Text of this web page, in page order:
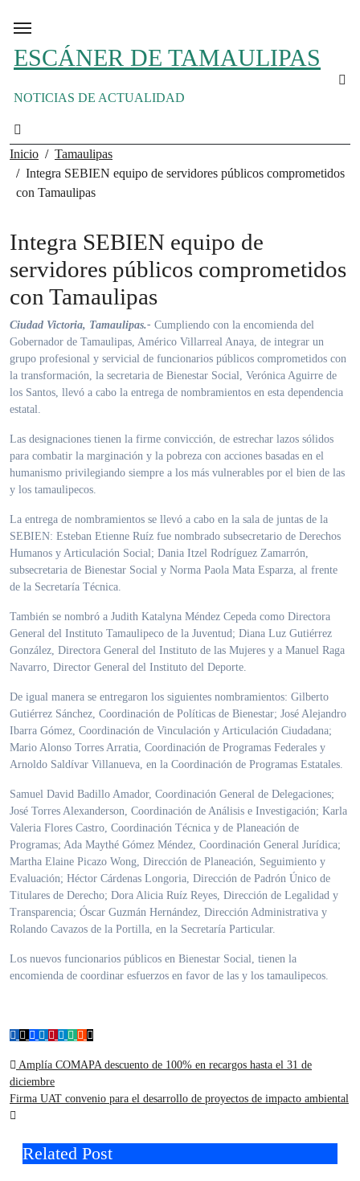
contenido
ESCÁNER DE TAMAULIPAS
NOTICIAS DE ACTUALIDAD
Inicio
Tamaulipas
Integra SEBIEN equipo de servidores públicos comprometidos
con Tamaulipas
Integra SEBIEN equipo de
servidores públicos comprometidos
con Tamaulipas
Ciudad Victoria, Tamaulipas.- Cumpliendo con la encomienda del
Gobernador de Tamaulipas, Américo Villarreal Anaya, de integrar un
grupo profesional y servicial de funcionarios públicos comprometidos con
la transformación, la secretaria de Bienestar Social, Verónica Aguirre de
los Santos, llevó a cabo la entrega de nombramientos en esta dependencia
estatal.
Las designaciones tienen la firme convicción, de estrechar lazos sólidos
para combatir la marginación y la pobreza con acciones basadas en el
humanismo privilegiando siempre a los más vulnerables por el bien de las
y los tamaulipecos.
La entrega de nombramientos se llevó a cabo en la sala de juntas de la
SEBIEN: Esteban Etienne Ruíz fue nombrado subsecretario de Derechos
Humanos y Articulación Social; Dania Itzel Rodríguez Zamarrón,
subsecretaria de Bienestar Social y Norma Paola Mata Esparza, al frente
de la Secretaría Técnica.
También se nombró a Judith Katalyna Méndez Cepeda como Directora
General del Instituto Tamaulipeco de la Juventud; Diana Luz Gutiérrez
González, Directora General del Instituto de las Mujeres y a Manuel Raga
Navarro, Director General del Instituto del Deporte.
De igual manera se entregaron los siguientes nombramientos: Gilberto
Gutiérrez Sánchez, Coordinación de Políticas de Bienestar; José Alejandro
Ibarra Gómez, Coordinación de Vinculación y Articulación Ciudadana;
Mario Alonso Torres Arratia, Coordinación de Programas Federales y
Arnoldo Saldívar Villanueva, en la Coordinación de Programas Estatales.
Samuel David Badillo Amador, Coordinación General de Delegaciones;
José Torres Alexanderson, Coordinación de Análisis e Investigación; Karla
Valeria Flores Castro, Coordinación Técnica y de Planeación de
Programas; Ada Maythé Gómez Méndez, Coordinación General Jurídica;
Martha Elaine Picazo Wong, Dirección de Planeación, Seguimiento y
Evaluación; Héctor Cárdenas Longoria, Dirección de Padrón Único de
Titulares de Derecho; Dora Alicia Ruíz Reyes, Dirección de Legalidad y
Transparencia; Óscar Guzmán Hernández, Dirección Administrativa y
Rolando Cavazos de la Portilla, en la Secretaría Particular.
Los nuevos funcionarios públicos en Bienestar Social, tienen la
encomienda de coordinar esfuerzos en favor de las y los tamaulipecos.
Navegación
de
entradas
Amplía COMAPA descuento de 100% en recargos hasta el 31 de
diciembre
Firma UAT convenio para el desarrollo de proyectos de impacto ambiental
Related Post